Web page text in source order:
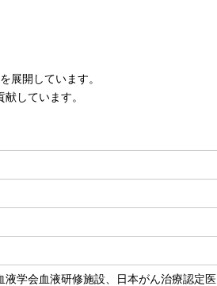
展開しています。
しています。
学会血液研修施設、日本がん治療認定医